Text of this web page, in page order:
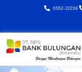
0552-22236